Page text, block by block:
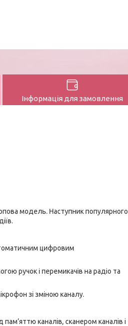
Інформація для замовлення
модель. Наступник популярного
цифровим
ручок і перемикачів на радіо та
зі зміною каналу.
каналів, сканером каналів і